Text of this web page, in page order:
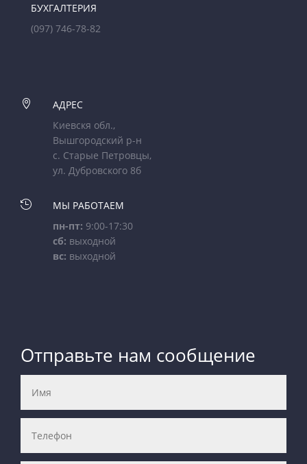
БУХГАЛТЕРИЯ
(097) 746-78-82

АДРЕС
Киевскя обл.,
Вышгородский р-н
с. Старые Петровцы,
ул. Дубровского 8б

МЫ РАБОТАЕМ
пн-пт: 9:00-17:30
сб: выходной
вс: выходной
Отправьте нам сообщение